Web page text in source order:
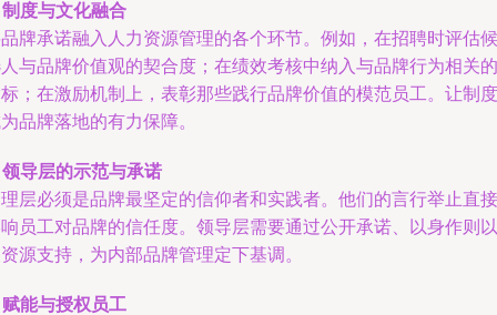
制度与文化融合
牌承诺融入人力资源管理的各个环节。例如，在招聘时评估候
与品牌价值观的契合度；在绩效考核中纳入与品牌行为相关的
；在激励机制上，表彰那些践行品牌价值的模范员工。让制度
品牌落地的有力保障。
领导层的示范与承诺
层必须是品牌最坚定的信仰者和实践者。他们的言行举止直接
员工对品牌的信任度。领导层需要通过公开承诺、以身作则以
源支持，为内部品牌管理定下基调。
赋能与授权员工